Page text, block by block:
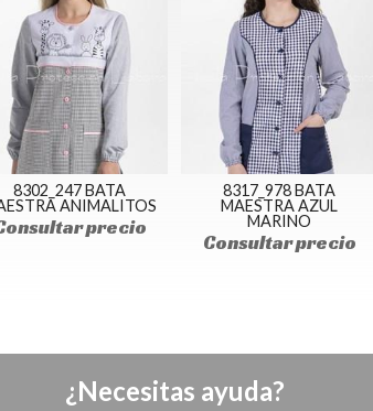
8302_247 BATA
ANIMALITOS
precio
8317_978 BATA
MAESTRA AZUL
MARINO
Consultar precio
¿Necesitas ayuda?